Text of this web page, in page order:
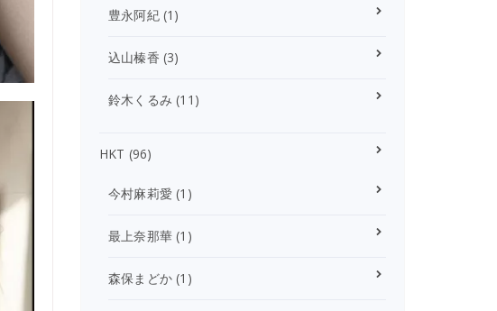
豊永阿紀(1)
込山榛香 (3)
鈴木くるみ (11)
HKT (96)
今村麻莉愛 (1)
最上奈那華 (1)
森保まどか (1)